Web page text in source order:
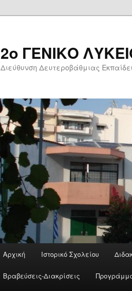
2ο ΓΕΝΙΚΟ
Διεύθυνση Δευτεροβάθμιας
Αρχική Ιστορικό Σχολείου
Βραβεύσεις-Διακρίσεις